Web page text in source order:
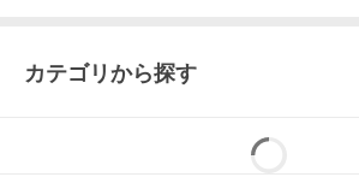
カテゴリから探す